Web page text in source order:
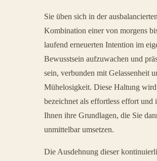
Sie üben sich in der ausbalancierten
Kombination einer von morgens
laufend erneuerten Intention im
Bewusstsein aufzuwachen und
sein, verbunden mit Gelassenheit
Mühelosigkeit. Diese Haltung wird
bezeichnet als effortless effort und
Ihnen ihre Grundlagen, die Sie
unmittelbar umsetzen.
Die Ausdehnung dieser